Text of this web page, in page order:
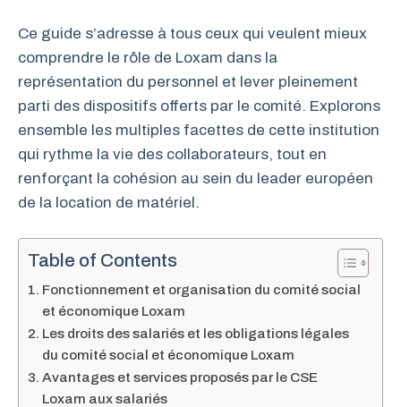
Ce guide s’adresse à tous ceux qui veulent mieux
comprendre le rôle de Loxam dans la
représentation du personnel et lever pleinement
parti des dispositifs offerts par le comité. Explorons
ensemble les multiples facettes de cette institution
qui rythme la vie des collaborateurs, tout en
renforçant la cohésion au sein du leader européen
de la location de matériel.
Table of Contents
Fonctionnement et organisation du comité social
et économique Loxam
Les droits des salariés et les obligations légales
du comité social et économique Loxam
Avantages et services proposés par le CSE
Loxam aux salariés